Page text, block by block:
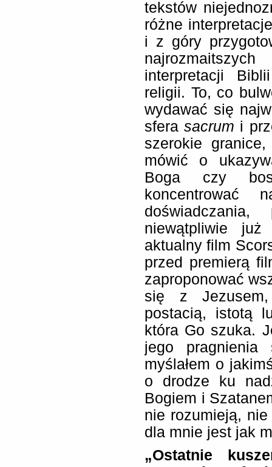
tekstów
różne
i z góry
interpretacji
religii. To, co
wydawać się
sferasacrum i
szerokie
mówić o
Boga czy
koncentrować
niewątpliwie
aktualny film
przed premierą
zaproponować
się z
postacią, istotą
która Go szuka.
jego
myślałem o
o drodze ku
Bogiem i
nie rozumieją,
dla mnie jest jak
„Ostatnie